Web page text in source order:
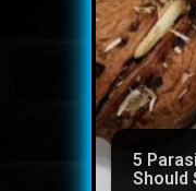
5
Should